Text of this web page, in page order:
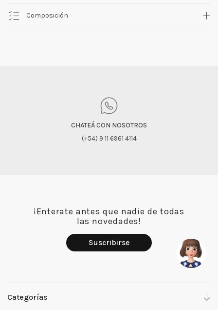
Composición
CHATEÁ CON NOSOTROS
(+54) 9 11 6961 4114
¡Enterate antes que nadie de todas
las novedades!
Suscribirse
Categorías